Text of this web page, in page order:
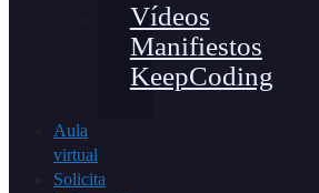
Vídeos
Manifiestos
KeepCoding
Aula
virtual
Solicita